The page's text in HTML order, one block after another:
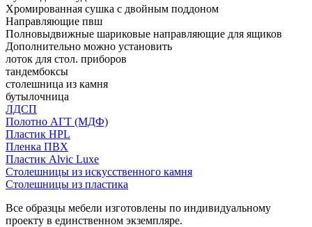
Хромированная сушка с двойным поддоном
Направляющие пвш
Полновыдвижные шариковые направляющие для ящиков
Дополнительно можно установить
лоток для стол. приборов
тандембоксы
столешница из камня
бутылочница
ЛДСП
Полотно АГТ (МДФ)
Пластик HPL
Пленка ПВХ
Пластик Alvic Luxe
Столешницы из искусственного камня
Столешницы из пластика
Все образцы мебели изготовлены по индивидуальному
проекту в единственном экземпляре.